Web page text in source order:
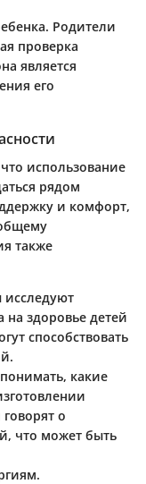
. Родители
проверка
является
его
использование
рядом
и комфорт,
также
исследуют
на здоровье детей
способствовать
какие
о
что может быть